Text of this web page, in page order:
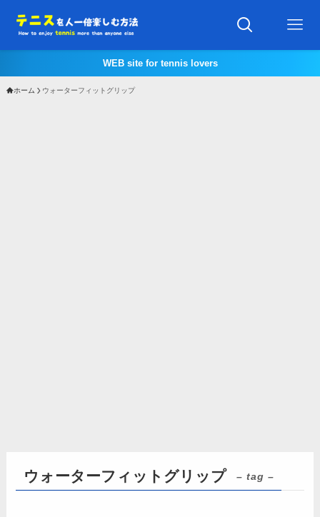
WEB site for tennis lovers
ホーム ウォーターフィットグリップ
ウォーターフィットグリップ – tag –